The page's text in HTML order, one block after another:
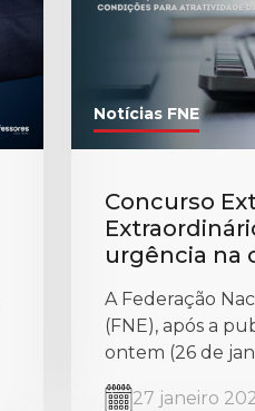
Notícias FNE
Concurso
urgência na
carreira
A Federação
(FNE), após a
ontem (26 de
27 janeiro